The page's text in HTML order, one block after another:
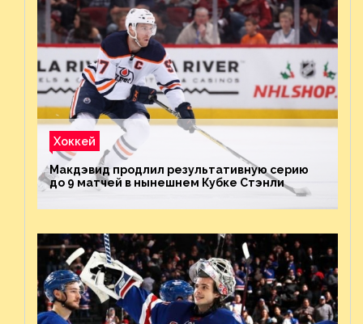
Хоккей
Макдэвид продлил результативную серию
до 9 матчей в нынешнем Кубке Стэнли